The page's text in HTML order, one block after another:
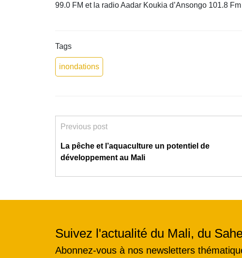
99.0 FM et la radio Aadar Koukia d’Ansongo 101.8 Fm
Tags
inondations
Previous post
La pêche et l’aquaculture un potentiel de
développement au Mali
Suivez l'actualité du Mali, du
Abonnez-vous à nos newsletters